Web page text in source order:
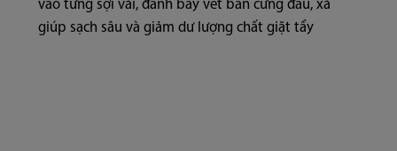
vào từng sợi vải, đánh bay vết bẩn cứng đầu, xả
giúp sạch sâu và giảm dư lượng chất giặt tẩy